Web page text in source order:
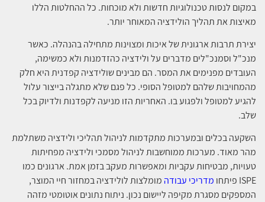
במקום לנסות טכנולוגיות חדשות ולא מוכחות. כל ההחלטות הללו
מאיצות את תהליך הולידציה המאוחר יותר.
יצירת תרבות ארגונית של איכות ומצוינות מתחילה בהנהלה. כאשר
מנכ"ל וסמנכ"לים מדברים על ולידציה כהזדמנות ולא כמשימה,
העובדים מפנימים את המסר. הם מבינים שולידציה קפדנית היא חלק
מהמחויבות שלהם למטופל הסופי. כל פגם שלא מתגלה בייצור עלול
להגיע למטופל ולפגוע בו. האחריות הזו מניעה לקפדנות ולדיוק בכל
שלב.
השקעה בכלים ובמערכות מתקדמות לניהול תהליכי ולידציה משתלמת
מהר מאוד. מערכות ממוחשבות לניהול מסמכי ולידציה מפחיתות
טעויות, מבטיחות עקביות ומאפשרות מעקב בזמן אמת. ארגונים כמו
ISPE פיתחו
מדריכי עבודה מומלצות לולידציה במחזור חיי המוצר,
המספקים מסגרת מקיפה ליישום נכון. ניתוח נתונים אוטומטי מזהה